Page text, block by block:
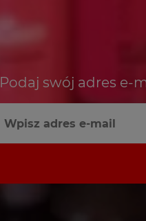
Podaj swój adres e-